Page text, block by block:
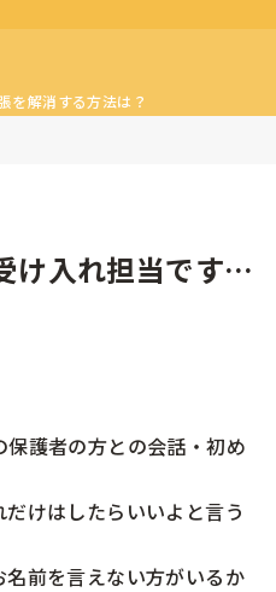
を解消する方法は？
け入れ担当です。
護者の方との会話・初め
けはしたらいいよと言う
前を言えない方がいるか